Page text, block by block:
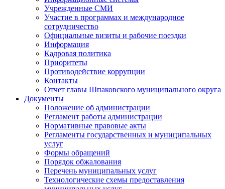
Учрежденные СМИ
Участие в программах и международное
сотрудничество
Официальные визиты и рабочие поездки
Информация
Кадровая политика
Приоритеты
Противодействие коррупции
Контакты
Отчет главы Шпаковского муниципального округа
Документы
Положение об администрации
Регламент работы администрации
Нормативные правовые акты
Регламенты государственных и муниципальных
услуг
Формы обращений
Порядок обжалования
Перечень муниципальных услуг
Технологические схемы предоставления